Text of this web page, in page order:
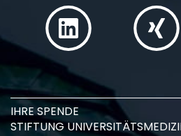
IHRE SPENDE
STIFTUNG